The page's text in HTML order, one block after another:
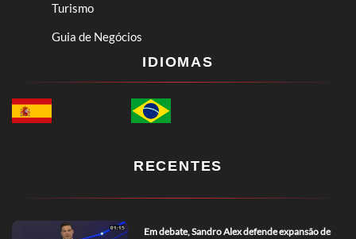
Turismo
Guia de Negócios
IDIOMAS
RECENTES
Em debate, Sandro Alex defende expansão de